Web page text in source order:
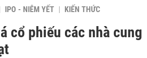
IPO - NIÊM YẾT KIẾN THỨC
cổ phiếu các nhà cung